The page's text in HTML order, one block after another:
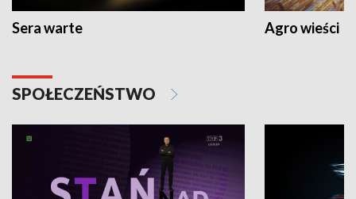
Sera warte Agro wieści
SPOŁECZEŃSTWO